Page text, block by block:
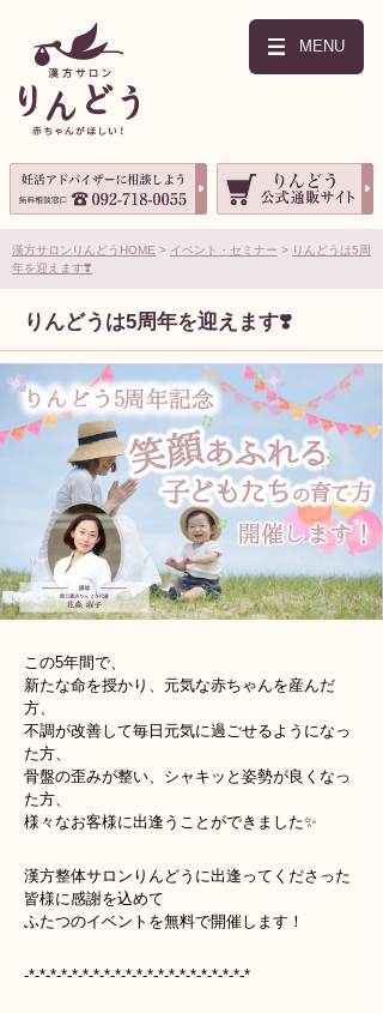
MENU
漢方サロンりんどうHOME イベント・セミナー
りんどうは5周
年を迎えます❣️
りんどうは5周年を迎えます❣️
この5年間で、
新たな命を授かり、元気な赤ちゃんを産んだ
方、
不調が改善して毎日元気に過ごせるようになっ
た方、
骨盤の歪みが整い、シャキッと姿勢が良くなっ
た方、
様々なお客様に出逢うことができました✨
漢方整体サロンりんどうに出逢ってくださった
皆様に感謝を込めて
ふたつのイベントを無料で開催します！
-*-*-*-*-*-*-*-*-*-*-*-*-*-*-*-*-*-*-*-*-*